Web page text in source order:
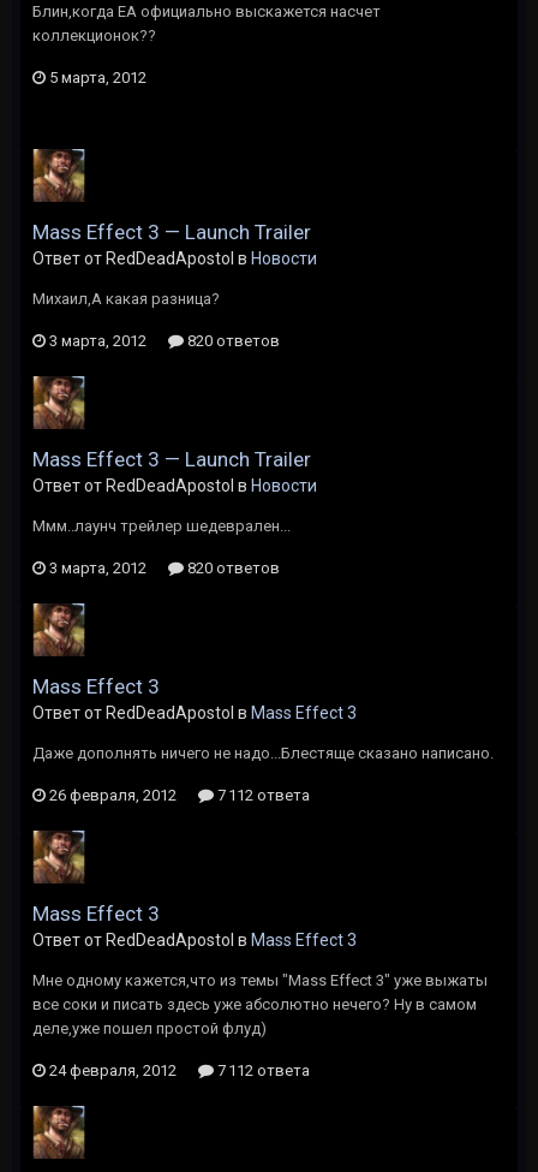
Блин,когда ЕА официально выскажется насчет
коллекционок??
5 марта, 2012
Mass Effect 3 — Launch Trailer
Ответ от RedDeadApostol в Новости
Михаил,А какая разница?
3 марта, 2012 820 ответов
Mass Effect 3 — Launch Trailer
Ответ от RedDeadApostol в Новости
Ммм..лаунч трейлер шедеврален...
3 марта, 2012 820 ответов
Mass Effect 3
Ответ от RedDeadApostol в Mass Effect 3
Даже дополнять ничего не надо...Блестяще сказано написано.
26 февраля, 2012 7 112 ответа
Mass Effect 3
Ответ от RedDeadApostol в Mass Effect 3
Мне одному кажется,что из темы "Mass Effect 3" уже выжаты
все соки и писать здесь уже абсолютно нечего? Ну в самом
деле,уже пошел простой флуд)
24 февраля, 2012 7 112 ответа